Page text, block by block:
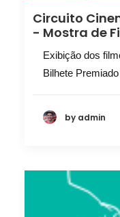
Circuito
- Mostra de
Exibição dos
Bilhete Premiado
by admin